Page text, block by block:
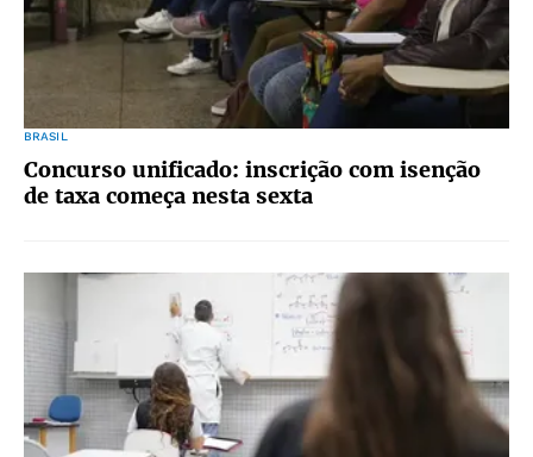
BRASIL
Concurso unificado: inscrição com isenção
de taxa começa nesta sexta